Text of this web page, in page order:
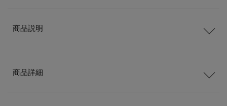
商品説明
商品詳細